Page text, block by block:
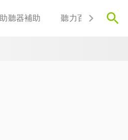
助聽器補助 聽力百科 聯